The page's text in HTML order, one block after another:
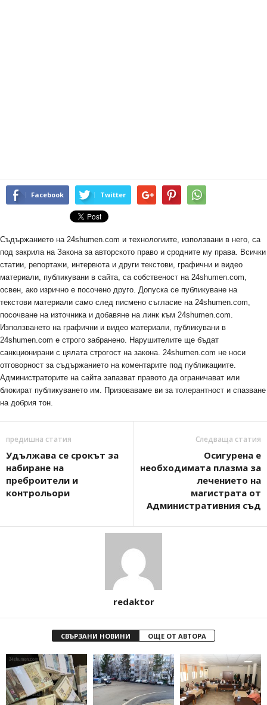
Facebook Twitter
Съдържанието на 24shumen.com и технологиите, използвани в него, са
под закрила на Закона за авторското право и сродните му права. Всички
статии, репортажи, интервюта и други текстови, графични и видео
материали, публикувани в сайта, са собственост на 24shumen.com,
освен, ако изрично е посочено друго. Допуска се публикуване на
текстови материали само след писмено съгласие на 24shumen.com,
посочване на източника и добавяне на линк към 24shumen.com.
Използването на графични и видео материали, публикувани в
24shumen.com е строго забранено. Нарушителите ще бъдат
санкционирани с цялата строгост на закона. 24shumen.com не носи
отговорност за съдържанието на коментарите под публикациите.
Администраторите на сайта запазват правото да ограничават или
блокират публикуването им. Призоваваме ви за толерантност и спазване
на добрия тон.
предишна статия
Удължава се срокът за
набиране на
преброители и
контрольори
Следваща статия
Осигурена е
необходимата плазма за
лечението на
магистрата от
Административния съд
redaktor
СВЪРЗАНИ НОВИНИ ОЩЕ ОТ АВТОРА